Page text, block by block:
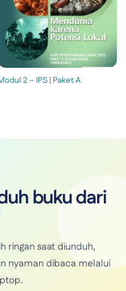
2 – IPS | Paket A
buku dari
ringan saat diunduh,
nyaman dibaca melalui